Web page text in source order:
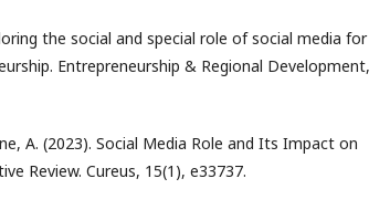
the social and special role of social media for
Entrepreneurship & Regional Development,
A. (2023). Social Media Role and Its Impact on
Review. Cureus, 15(1), e33737.